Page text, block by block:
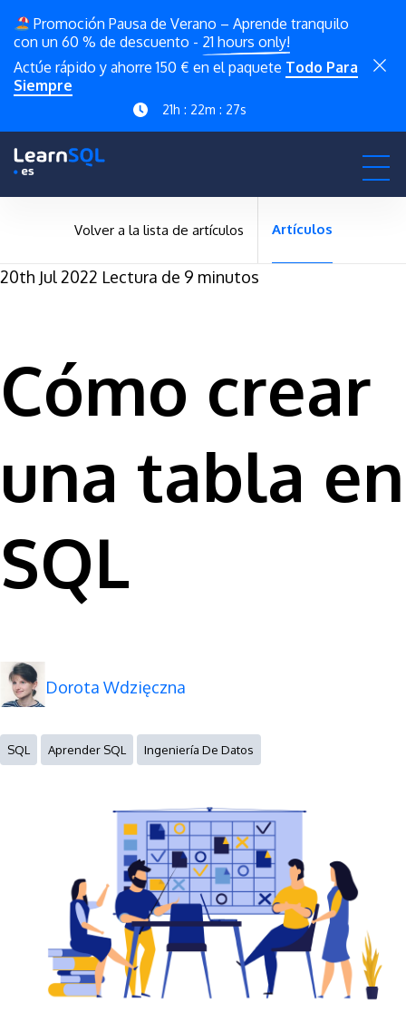
Promoción Pausa de Verano – Aprende tranquilo
con un 60 % de descuento - 21 hours only!
Actúe rápido y ahorre 150 € en el paquete Todo Para
Siempre
21h : 22m : 26s
Volver a la lista de artículos Artículos
20th Jul 2022 Lectura de 9 minutos
Cómo crear
una tabla en
SQL
Dorota Wdzięczna
SQL Aprender SQL Ingeniería De Datos